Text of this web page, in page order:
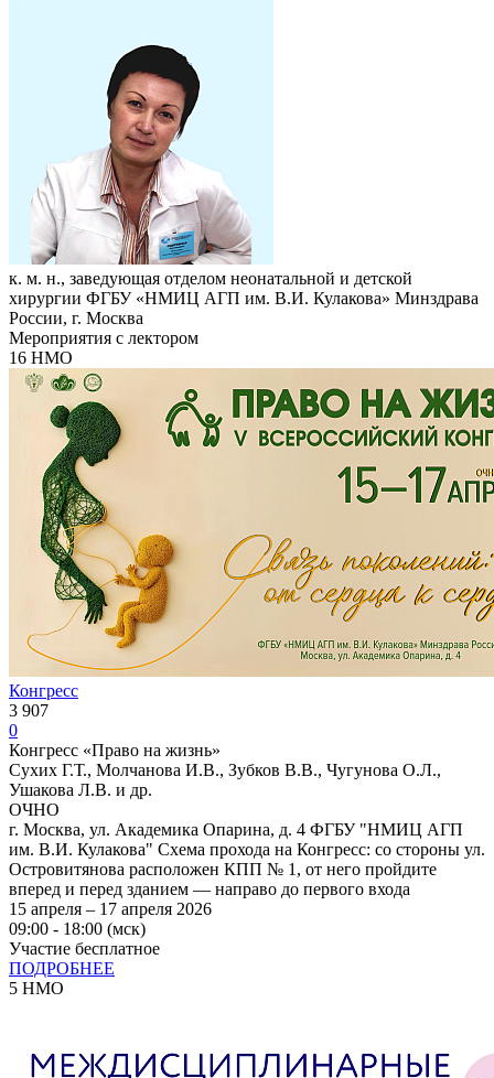
к. м. н., заведующая отделом неонатальной и детской
хирургии ФГБУ «НМИЦ АГП им. В.И. Кулакова» Минздрава
России, г. Москва
Мероприятия с лектором
16 НМО
Конгресс
3 907
0
Конгресс «Право на жизнь»
Сухих Г.Т., Молчанова И.В., Зубков В.В., Чугунова О.Л.,
Ушакова Л.В. и др.
ОЧНО
г. Москва, ул. Академика Опарина, д. 4 ФГБУ "НМИЦ АГП
им. В.И. Кулакова" Схема прохода на Конгресс: со стороны ул.
Островитянова расположен КПП № 1, от него пройдите
вперед и перед зданием — направо до первого входа
15 апреля – 17 апреля 2026
09:00 - 18:00 (мск)
Участие бесплатное
ПОДРОБНЕЕ
5 НМО